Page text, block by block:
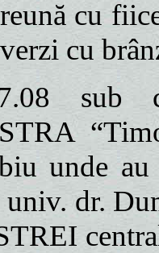
cu
cu
sub
unde
dr.